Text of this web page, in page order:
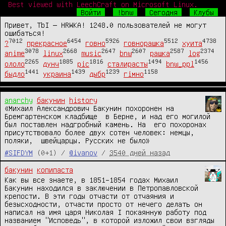
Best viewed with LeechCraft on Microsoft Linux.
Войти
!bnw Сегодня
Клубы
Привет, TbI — HRWKA! 1248.0 пользователей не могут
ошибаться!
?7012 прекрасное6454 говно5926 говнорашка5512 хуита4738
anime3078 linux2668 music2647 bnw2607 рашка2587 log2374
ололо2265 дунч1885 pic1816 сталирасты1494 bnw_ppl 1456
быдло1441 украина1439 дыбр1239 гімно1158
anarchy бакунин
history
«Михаил Александрович Бакунин похоронен на
Бремгартенском кладбище  в Берне, и над его могилой
был поставлен надгробный камень. На  его похоронах
присутствовало более двух сотен человек: немцы,
поляки,  швейцарцы. Русских не было»
#SIFDYM
(0+1) / @ivanov / 3540 дней назад
бакунин
копипаста
Как вы все знаете, в 1851–1854 годах Михаил
Бакунин находился в заключении в Петропавловской
крепости. В эти годы отчасти от отчаяния и
безысходности, отчасти просто от нечего делать он
написал на имя царя Николая I покаянную работу под
названием "Исповедь", в которой изложил свои взгляды